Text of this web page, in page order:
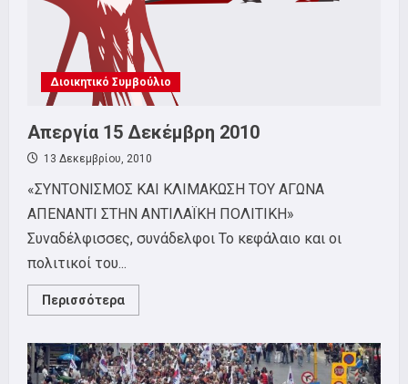
Διοικητικό Συμβούλιο
Απεργία 15 Δεκέμβρη 2010
13 Δεκεμβρίου, 2010
«ΣΥΝΤΟΝΙΣΜΟΣ ΚΑΙ ΚΛΙΜΑΚΩΣΗ ΤΟΥ ΑΓΩΝΑ
ΑΠΕΝΑΝΤΙ ΣΤΗΝ ΑΝΤΙΛΑΪΚΗ ΠΟΛΙΤΙΚΗ»
Συναδέλφισσες, συνάδελφοι Το κεφάλαιο και οι
πολιτικοί του...
Περισσότερα
more
15
Δεκέμβρη
2010